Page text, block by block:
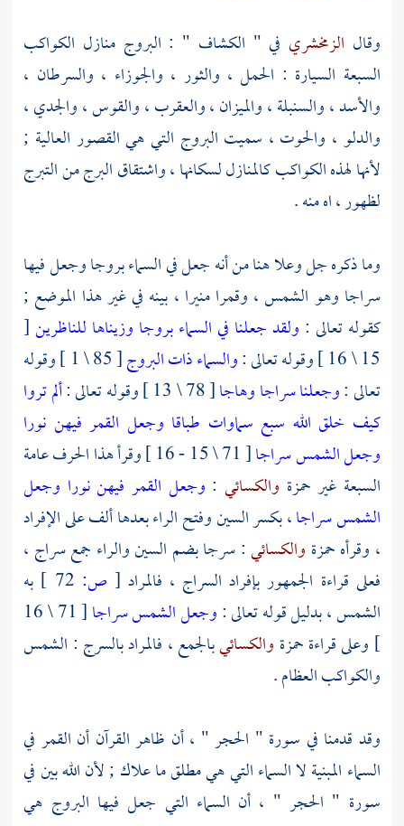
وقال الزمخشري في " الكشاف " : البروج منازل الكواكب
السبعة السيارة : الحمل ، والثور ، والجوزاء ، والسرطان ،
والأسد ، والسنبلة ، والميزان ، والعقرب ، والقوس ، والجدي ،
والدلو ، والحوت ، سميت البروج التي هي القصور العالية ;
لأنها لهذه الكواكب كالمنازل لسكانها ، واشتقاق البرج من التبرج
لظهور ، اه منه .
وما ذكره جل وعلا هنا من أنه جعل في السماء بروجا وجعل فيها
سراجا وهو الشمس ، وقمرا منيرا ، بينه في غير هذا الموضع ;
كقوله تعالى : ولقد جعلنا في السماء بروجا وزيناها للناظرين[
15 \ 16 ] وقوله تعالى :
والسماء ذات البروج
[ 85 \ 1 ] وقوله
تعالى :وجعلنا سراجا وهاجا[ 78 \ 13 ] وقوله تعالى :
ألم تروا
كيف خلق الله سبع سماوات طباقا وجعل القمر فيهن نورا
وجعل الشمس سراجا
[ 71 \ 15 - 16 ] وقرأ هذا الحرف عامة
السبعة غير حمزة والكسائي : وجعل القمر فيهن نورا وجعل
الشمس سراجا، بكسر السين وفتح الراء بعدها ألف على الإفراد
، وقرأهحمزة والكسائي: سرجا بضم السين والراء جمع سراج ،
فعلى قراءة الجمهور بإفراد السراج ، فالمراد [ ص:
به
الشمس ، بدليل قوله تعالى :وجعل الشمس سراجا
[ 71 \ 16
] وعلى قراءةحمزة والكسائيبالجمع ، فالمراد بالسرج : الشمس
والكواكب العظام .
وقد قدمنا في سورة " الحجر " ، أن ظاهر القرآن أن القمر في
السماء المبنية لا السماء التي هي مطلق ما علاك ; لأن الله بين في
سورة " الحجر " ، أن السماء التي جعل فيها البروج هي